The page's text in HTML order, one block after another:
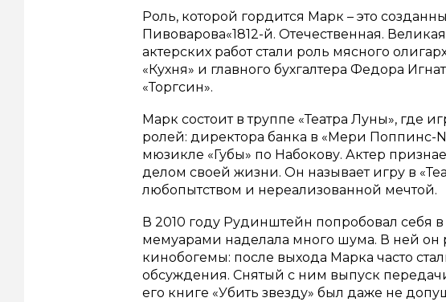
Роль, которой гордится Марк – это
Пивоварова«1812-й. Отечественная.
актерских работ стали роль мясного
«Кухня» и главного бухгалтера Федора
«Торгсин».
Марк состоит в труппе «Театра Луны», где
ролей: директора банка в «Мери Поппинс-
мюзикле «Губы» по Набокову. Актер
делом своей жизни. Он называет игру в
любопытством и нереализованной мечтой.
В 2010 году Рудинштейн попробовал себя в
мемуарами наделала много шума. В ней он
кинобогемы: после выхода Марка часто
обсуждения. Снятый с ним выпуск
его книге «Убить звезду» был даже не